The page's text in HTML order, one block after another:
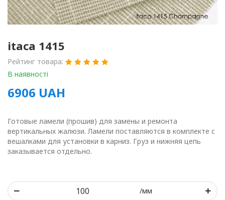
itaca 1415
Рейтинг товара:
В наявності
6906 UAH
Готовые ламели (прошив) для замены и ремонта
вертикальных жалюзи. Ламели поставляются в комплекте с
вешалками для установки в карниз. Груз и нижняя цепь
заказывается отдельно.
/мм